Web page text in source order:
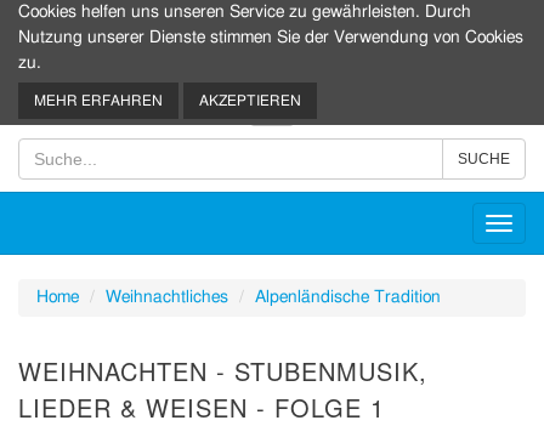
0
Home Weihnachtliches Alpenländische Tradition
WEIHNACHTEN - STUBENMUSIK,
LIEDER & WEISEN - FOLGE 1
Cookies helfen uns unseren Service zu gewährleisten. Durch
Nutzung unserer Dienste stimmen Sie der Verwendung von Cookies
zu.
MEHR ERFAHREN AKZEPTIEREN